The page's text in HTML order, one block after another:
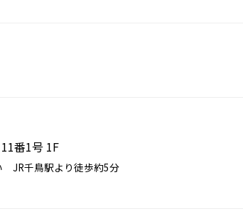
番1号 1F
JR千鳥駅より徒歩約5分